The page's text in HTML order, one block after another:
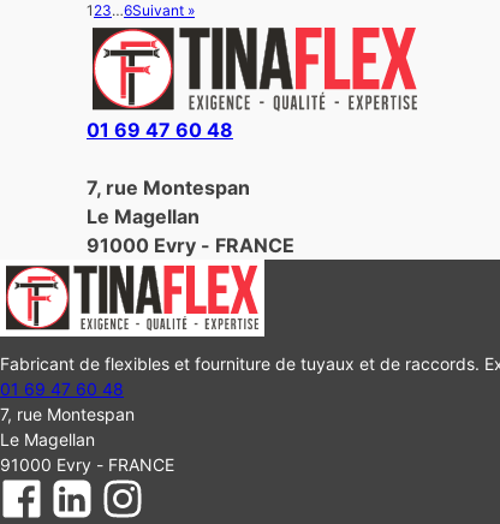
1 23…6Suivant »
01 69 47 60 48
7, rue Montespan
Le Magellan
91000 Evry - FRANCE
Fabricant de flexibles et fourniture de tuyaux et de raccords.
01 69 47 60 48
7, rue Montespan
Le Magellan
91000 Evry - FRANCE